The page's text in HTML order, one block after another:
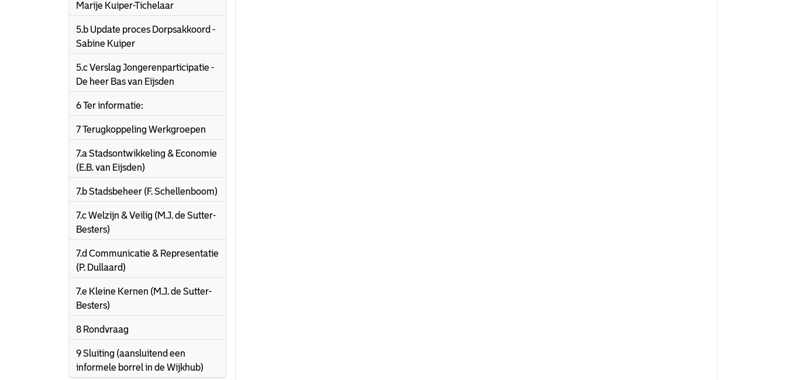
Marije Kuiper-Tichelaar
5.b Update proces Dorpsakkoord -
Sabine Kuiper
5.c Verslag Jongerenparticipatie -
De heer Bas van Eijsden
6 Ter informatie:
7 Terugkoppeling Werkgroepen
7.a Stadsontwikkeling & Economie
(E.B. van Eijsden)
7.b Stadsbeheer (F. Schellenboom)
7.c Welzijn & Veilig (M.J. de Sutter-
Besters)
7.d Communicatie & Representatie
(P. Dullaard)
7.e Kleine Kernen (M.J. de Sutter-
Besters)
8 Rondvraag
9 Sluiting (aansluitend een
informele borrel in de Wijkhub)